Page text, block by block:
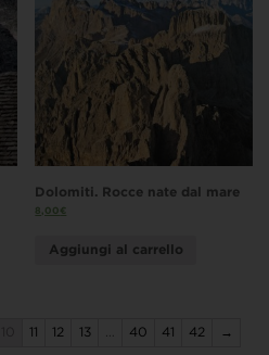
Dolomiti. Rocce nate dal mare
8,00€
Aggiungi al carrello
11 12 13 … 40 41 42 →